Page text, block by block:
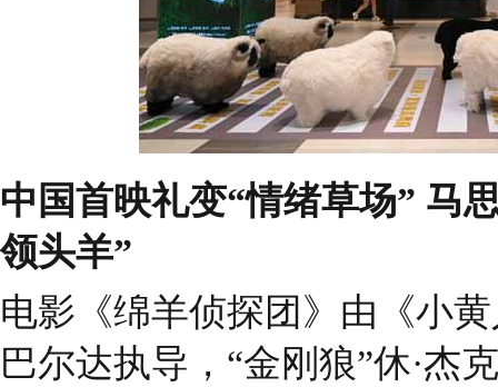
中国首映礼变“情绪草场” 马
领头羊”
电影《绵羊侦探团》由《小
巴尔达执导，“金刚狼”休·杰